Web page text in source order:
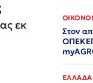
εκ
Στον
ΕΛΛΑΔΑ